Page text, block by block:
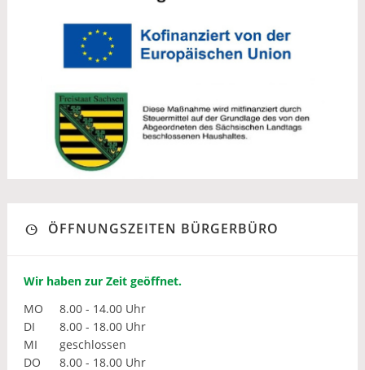
ÖFFNUNGSZEITEN BÜRGERBÜRO
Wir haben zur Zeit geöffnet.
MO
8.00 - 14.00 Uhr
DI
8.00 - 18.00 Uhr
MI
geschlossen
DO
8.00 - 18.00 Uhr